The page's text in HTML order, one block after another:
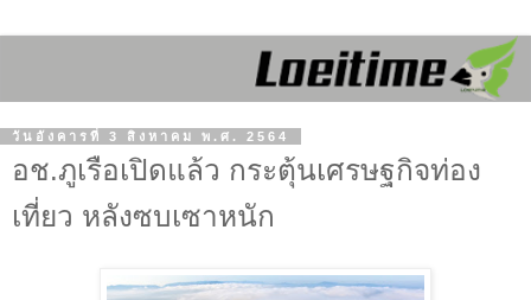
วันอังคารที่ 3 สิงหาคม พ.ศ. 2564
อช.ภูเรือเปิดแล้ว กระตุ้นเศรษฐกิจท่อง
เที่ยว หลังซบเซาหนัก